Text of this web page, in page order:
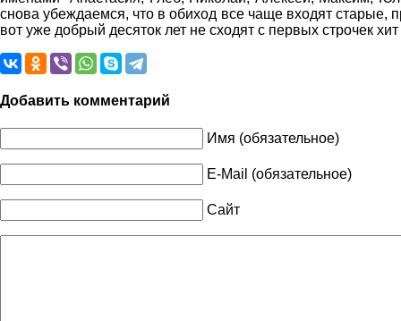
снова убеждаемся, что в обиход все чаще входят
вот уже добрый десяток лет не сходят с первых строчек
Добавить комментарий
Имя (обязательное)
E-Mail (обязательное)
Сайт